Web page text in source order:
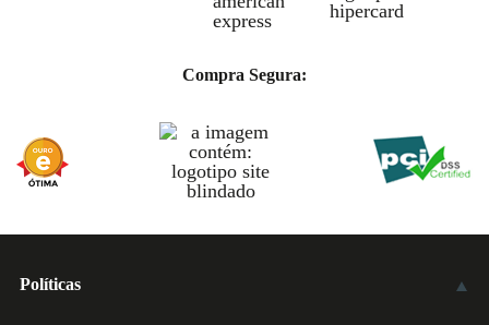
Compra Segura:
Políticas